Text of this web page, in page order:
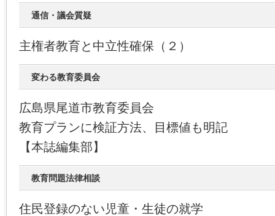
通信・議会質疑
主権者教育と中立性確保（２）
変わる教育委員会
広島県尾道市教育委員会
教育プランに検証方法、目標値も明記
【本誌編集部】
教育問題法律相談
住民登録のない児童・生徒の就学